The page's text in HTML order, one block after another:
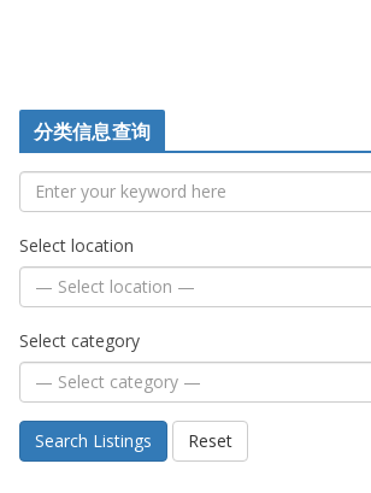
分类信息查询
Select location
Select category
Search Listings Reset